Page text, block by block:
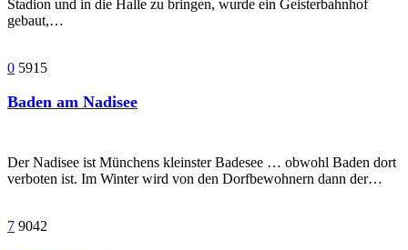
Stadion und in die Halle zu bringen, wurde ein Geisterbahnhof
gebaut,…
0 5915
Baden am Nadisee
Der Nadisee ist Münchens kleinster Badesee … obwohl Baden dort
verboten ist. Im Winter wird von den Dorfbewohnern dann der…
7 9042